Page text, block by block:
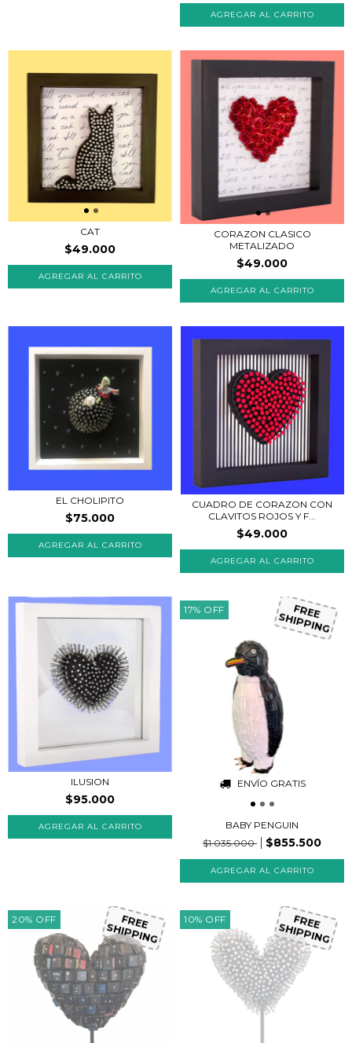
CAT
$49.000
AGREGAR AL CARRITO
CORAZON CLASICO
METALIZADO
$49.000
AGREGAR AL CARRITO
EL CHOLIPITO
$75.000
CUADRO DE CORAZON CON
CLAVITOS ROJOS Y F...
$49.000
AGREGAR AL CARRITO
ILUSION
$95.000
17% OFF
ENVÍO GRATIS
FREE
SHIPPING
BABY PENGUIN
$1.035.000
$855.500
20% OFF FREE
SHIPPING
10% OFF FREE
SHIPPING